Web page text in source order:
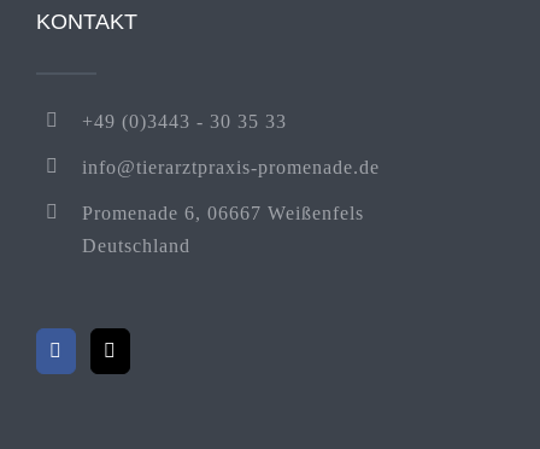
KONTAKT
+49 (0)3443 - 30 35 33
info@tierarztpraxis-promenade.de
Promenade 6, 06667 Weißenfels
Deutschland